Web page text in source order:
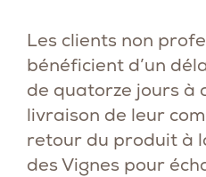
Les clients non
bénéficient d’un
de quatorze jours à
livraison de leur
retour du produit à
des Vignes pour